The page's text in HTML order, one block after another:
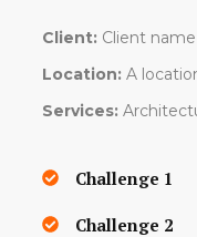
Client: Client name
Location: A
Services:
Challenge 1
Challenge 2